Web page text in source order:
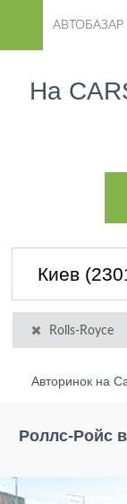
АВТОБАЗАР
На
Rolls-Royce
Авторинок на
Роллс-Ройс